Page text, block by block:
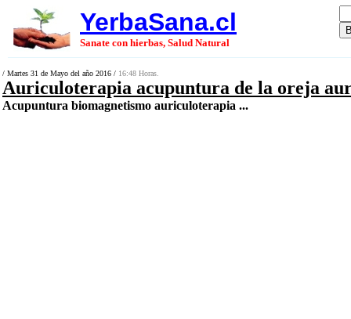
YerbaSana.cl
Sanate con hierbas, Salud Natural
/ Martes 31 de Mayo del año 2016 / 16:48 Horas.
Auriculoterapia acupuntura de la oreja
Acupuntura biomagnetismo auriculoterapia ...